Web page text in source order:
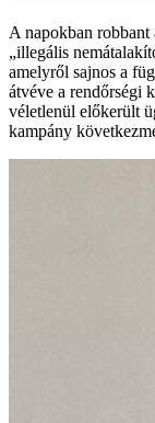
A napokban
„illegális
amelyről sajnos a
átvéve a rendőrségi
véletlenül előkerült
kampány